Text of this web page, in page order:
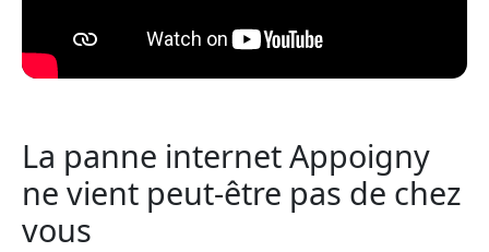
La panne internet Appoigny
ne vient peut-être pas de chez
vous